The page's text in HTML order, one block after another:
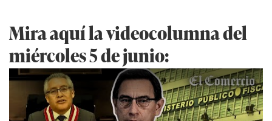
Mira aquí la videocolumna del
miércoles 5 de junio: